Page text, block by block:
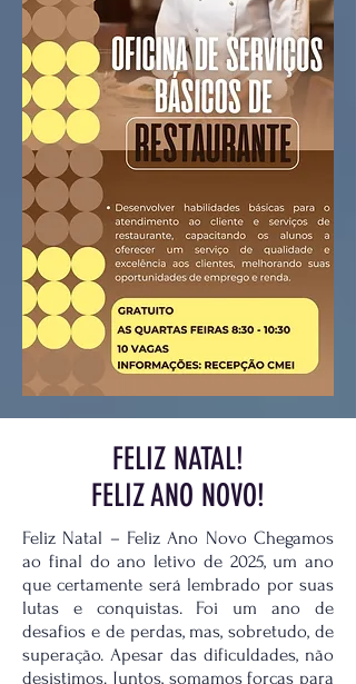
FELIZ NATAL!
FELIZ ANO NOVO!
Feliz Natal – Feliz Ano Novo Chegamos
ao final do ano letivo de 2025, um ano
que certamente será lembrado por suas
lutas e conquistas. Foi um ano de
desafios e de perdas, mas, sobretudo, de
superação. Apesar das dificuldades, não
desistimos. Juntos, somamos forças para